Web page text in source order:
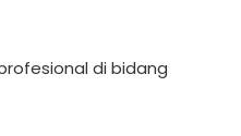
di bidang